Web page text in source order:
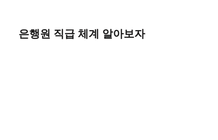
은행원 직급 체계 알아보자